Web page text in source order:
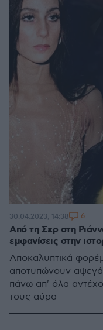
Από τη Σερ στη
εμφανίσεις στην
Αποκαλυπτικά
αποτυπώνουν
πάνω απ' όλα
τους αύρα
30.04.2023, 14:38 6